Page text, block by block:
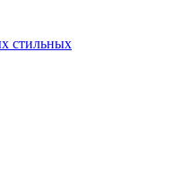
стильных